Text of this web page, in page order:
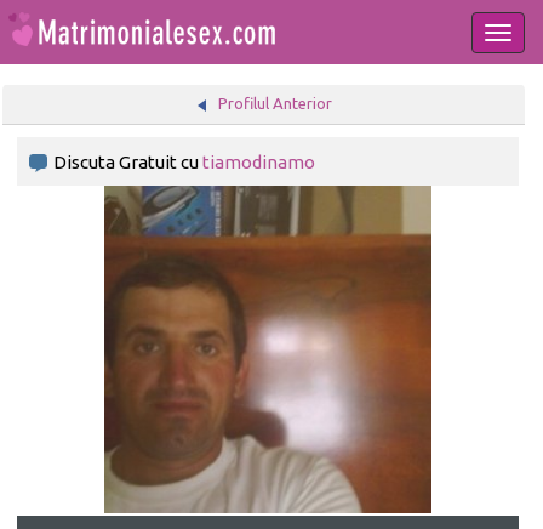
Profilul Anterior
Discuta Gratuit cutiamodinamo